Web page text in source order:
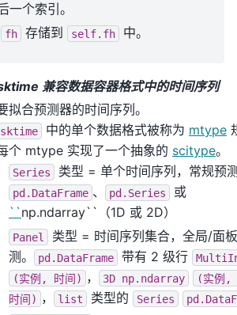
一个索引。
fh 存储到 self.fh 中。
兼容数据容器格式中的时间序列
拟合预测器的时间序列。
sktime 中的单个数据格式被称为 mtype
个 mtype 实现了一个抽象的 scitype。
Series 类型 = 单个时间序列，常规预
pd.DataFrame 、 pd.Series
或
``np.ndarray``（1D 或 2D）
Panel
类型 = 时间序列集合，全局/面
测。
pd.DataFrame 带有 2 级行
(实例,
时间) ， 3D np.ndarray
(实例,
时间) ， list 类型的 Series